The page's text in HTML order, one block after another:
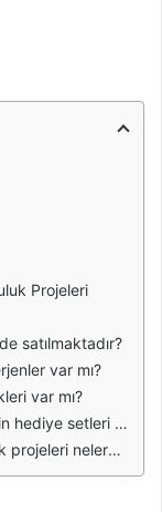
Projeleri
satılmaktadır?
var mı?
var mı?
setleri var mı?
nelerdir?